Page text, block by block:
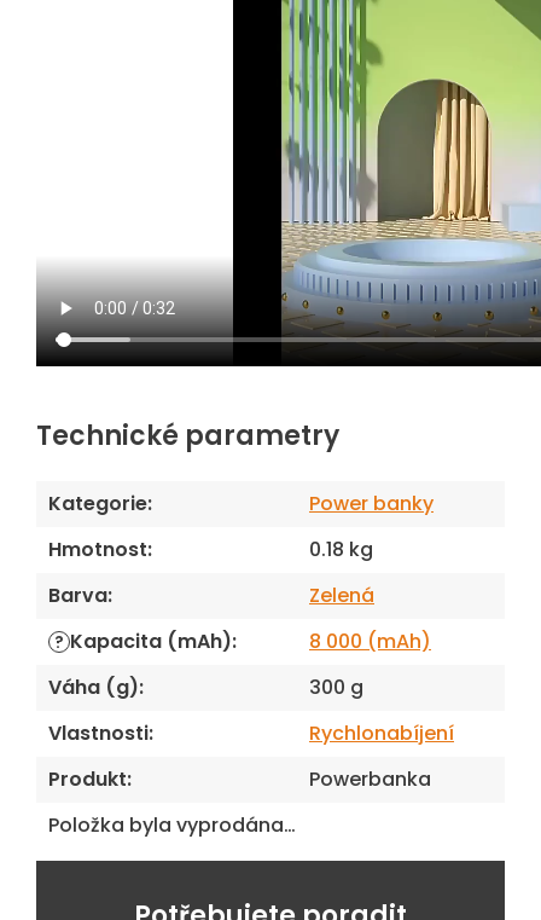
Technické parametry
Kategorie:
Power banky
Hmotnost:
0.18 kg
Barva: Zelená
? Kapacita (mAh):
8 000 (mAh)
Váha (g):
300 g
Vlastnosti:
Rychlonabíjení
Produkt:
Powerbanka
Položka byla vyprodána…